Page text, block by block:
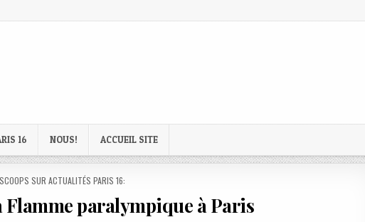
16 NOUS! ACCUEIL SITE
POSTED
SCOOPS SUR ACTUALITÉS PARIS 16:
Flamme paralympique à Paris